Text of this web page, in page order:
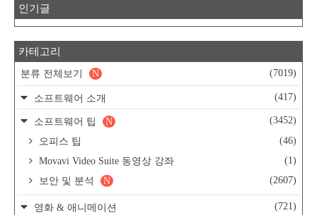
인기글
카테고리
분류 전체보기 (7019)
N
소프트웨어 소개 (417)
소프트웨어 팁 (3452)
N
오피스 팁
(46)
Movavi Video Suite 동영상 강좌
(1)
보안 및 분석
(2607)
N
영화 & 애니메이션 (721)